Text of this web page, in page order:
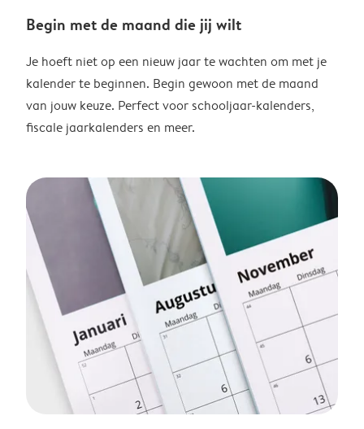
Begin met de maand die jij wilt
Je hoeft niet op een nieuw jaar te wachten om met je
kalender te beginnen. Begin gewoon met de maand
van jouw keuze. Perfect voor schooljaar-kalenders,
fiscale jaarkalenders en meer.